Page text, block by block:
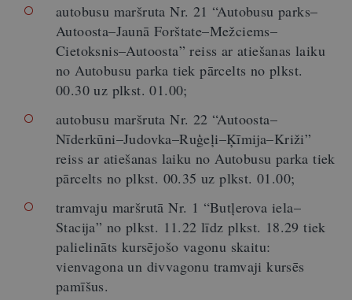
autobusu maršruta Nr. 21 “Autobusu parks–
Autoosta–Jaunā Forštate–Mežciems–
Cietoksnis–Autoosta” reiss ar atiešanas laiku
no Autobusu parka tiek pārcelts no plkst.
00.30 uz plkst. 01.00;
autobusu maršruta Nr. 22 “Autoosta–
Nīderkūni–Judovka–Ruģeļi–Ķīmija–Križi”
reiss ar atiešanas laiku no Autobusu parka tiek
pārcelts no plkst. 00.35 uz plkst. 01.00;
tramvaju maršrutā Nr. 1 “Butļerova iela–
Stacija” no plkst. 11.22 līdz plkst. 18.29 tiek
palielināts kursējošo vagonu skaitu:
vienvagona un divvagonu tramvaji kursēs
pamīšus.